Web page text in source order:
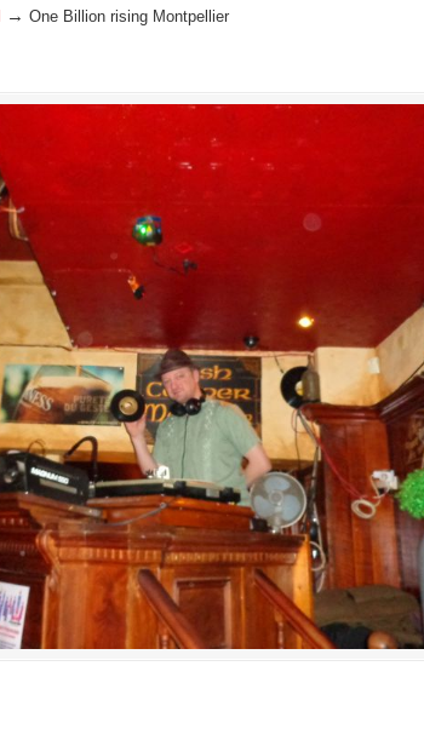
→ One Billion rising Montpellier